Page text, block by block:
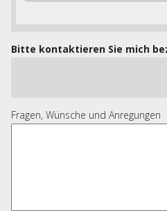
Bitte kontaktieren Sie mich
Fragen, Wünsche und Anregungen